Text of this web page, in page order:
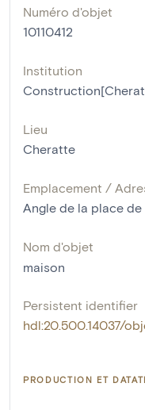
Numéro d'objet
10110412
Institution
Lieu
Cheratte
Emplacement /
Angle de la place
Nom d'objet
maison
Persistent identifier
hdl:20.500.14037/
PRODUCTION ET